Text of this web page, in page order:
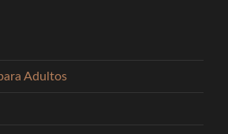
Adultos